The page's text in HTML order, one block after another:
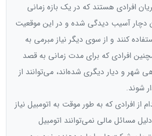
افرادی هستند که در یک بازه زمانی
آسیب دیدگی شده و در این موقعیت
کنند و از سوی دیگر نیاز مبرمی به
افرادی که برای مدت زمانی به قصد
شهر و دیار دیگری شده‌اند، می‌توانند از
شوند.
از افرادی که به طور موقت به اتومبیل نیاز
مسائل مالی نمی‌توانند اتومبیل